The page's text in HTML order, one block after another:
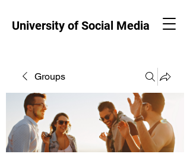
University of Social Media
Groups